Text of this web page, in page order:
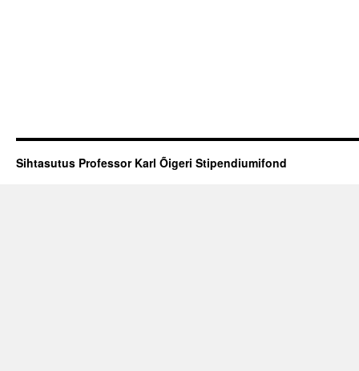
Sihtasutus Professor Karl Õigeri Stipendiumifond